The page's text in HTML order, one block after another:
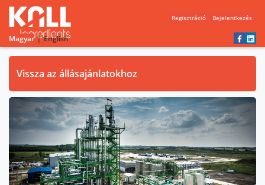
Regisztráció Bejelentkezés
Magyar | English
Vissza az állásajánlatokhoz